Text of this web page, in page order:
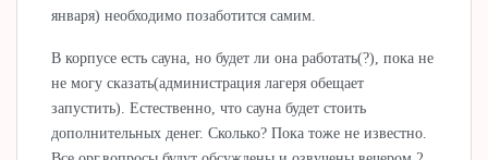
января) необходимо позаботится самим.
В корпусе есть сауна, но будет ли она работать(?), пока не
не могу сказать(администрация лагеря обещает
запустить). Естественно, что сауна будет стоить
дополнительных денег. Сколько? Пока тоже не известно.